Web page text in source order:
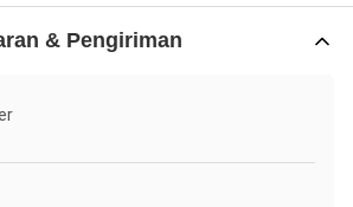
& Pengiriman